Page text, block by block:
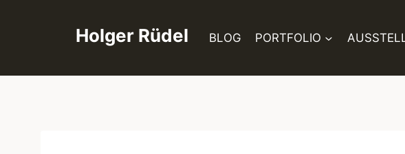
Holger Rüdel BLOG PORTFOLIO